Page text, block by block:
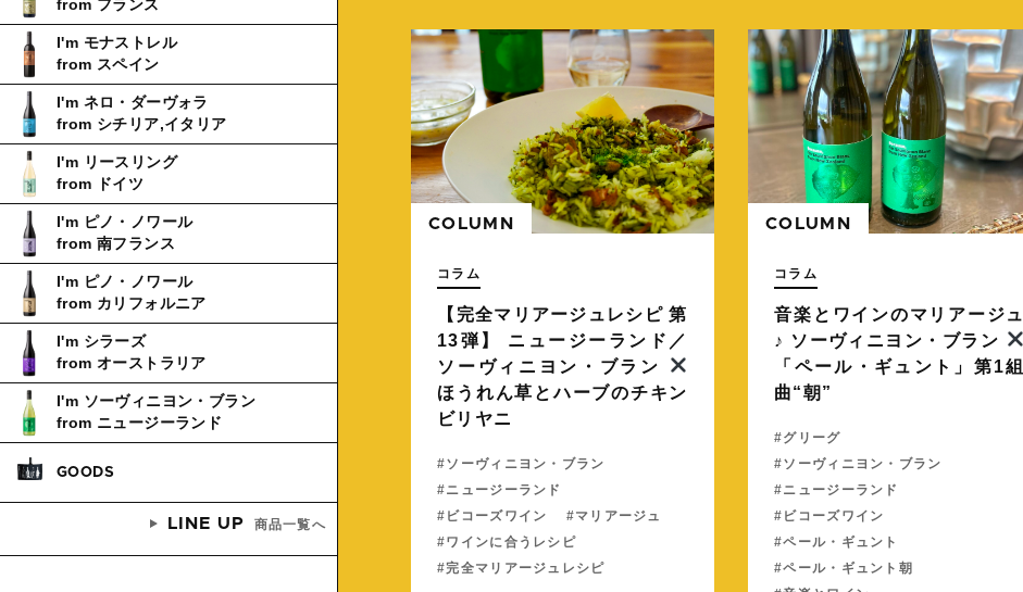
続きを読む
COLUMN
コラム
【完全マリアージュレシピ 第
13弾】 ニュージーランド／
ソーヴィニヨン・ブラン
ほうれん草とハーブのチキン
ビリヤニ
ソーヴィニヨン・ブラン
ニュージーランド
ビコーズワイン
マリアージュ
ワインに合うレシピ
完全マリアージュレシピ
COLUMN
コラム
音楽とワインのマリアージュ
♪ ソーヴィニヨン・ブラン
「ペール・ギュント」第1組
曲“朝”
グリーグ
ソーヴィニヨン・ブラン
ニュージーランド
ビコーズワイン
ペール・ギュント
ペール・ギュント朝
from フランス
I'm モナストレル
from スペイン
I'm ネロ・ダーヴォラ
from シチリア,イタリア
I'm リースリング
from ドイツ
I'm ピノ・ノワール
from 南フランス
I'm ピノ・ノワール
from カリフォルニア
I'm シラーズ
from オーストラリア
I'm ソーヴィニヨン・ブラン
from ニュージーランド
GOODS
LINE UP 商品一覧へ